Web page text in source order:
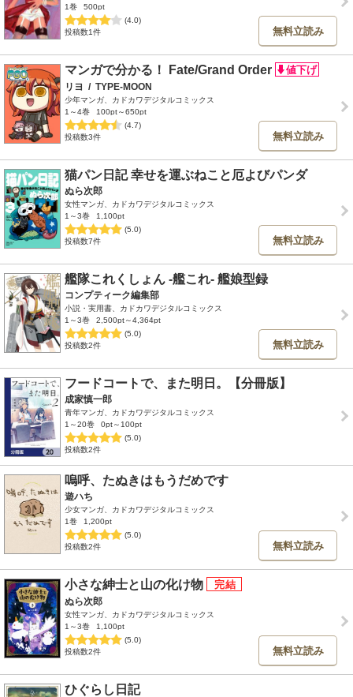
1巻
500pt
(4.0)
投稿数1件
無料立読み
マンガで分かる！ Fate/Grand Order
リヨ / TYPE-MOON
少年マンガ、カドカワデジタルコミックス
1～4巻
100pt～650pt
(4.7)
投稿数3件
無料立読み
猫パン日記 幸せを運ぶねこと厄よびパンダ
ぬら次郎
女性マンガ、カドカワデジタルコミックス
1～3巻
1,100pt
(5.0)
投稿数7件
無料立読み
艦隊これくしょん ‐艦これ‐ 艦娘型録
コンプティーク編集部
小説・実用書、カドカワデジタルコミックス
1～3巻
2,500pt～4,364pt
(5.0)
投稿数2件
無料立読み
フードコートで、また明日。【分冊版】
成家慎一郎
青年マンガ、カドカワデジタルコミックス
1～20巻
0pt～100pt
(5.0)
投稿数2件
嗚呼、たぬきはもうだめです
遊ハち
少女マンガ、カドカワデジタルコミックス
1巻
1,200pt
(5.0)
投稿数2件
無料立読み
小さな紳士と山の化け物
ぬら次郎
女性マンガ、カドカワデジタルコミックス
1～3巻
1,100pt
(5.0)
投稿数2件
無料立読み
ひぐらし日記